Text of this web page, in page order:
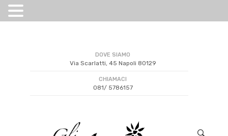
DOVE SIAMO
Via Scarlatti, 45 Napoli 80129
CHIAMACI
081/ 5786157